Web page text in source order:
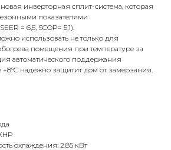
инверторная сплит-система, которая
показателями
= 6,5, SCOP= 5,1).
использовать не только для
помещения при температуре за
автоматического поддержания
надежно защитит дом от замерзания.
охлаждения: 2.85 кВт